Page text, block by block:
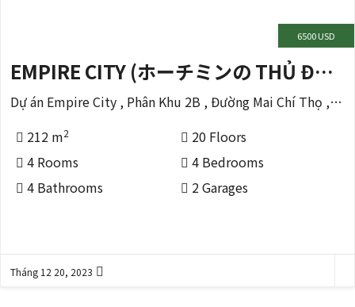
6500 USD
EMPIRE CITY (ホーチミンの THỦ ĐỨC 区)
Dự án Empire City , Phân Khu 2B , Đường Mai Chí Thọ , Phường Thủ Thêm
212 m2
20 Floors
4 Rooms
4 Bedrooms
4 Bathrooms
2 Garages
Tháng 12 20, 2023